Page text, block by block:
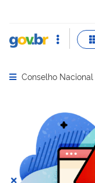
Abrir menu
Conselho